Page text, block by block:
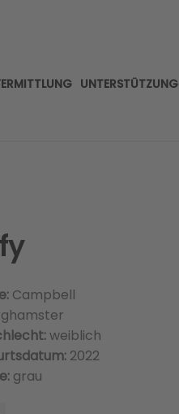
UNTERSTÜTZUNG
Campbell
weiblich
2022
grau